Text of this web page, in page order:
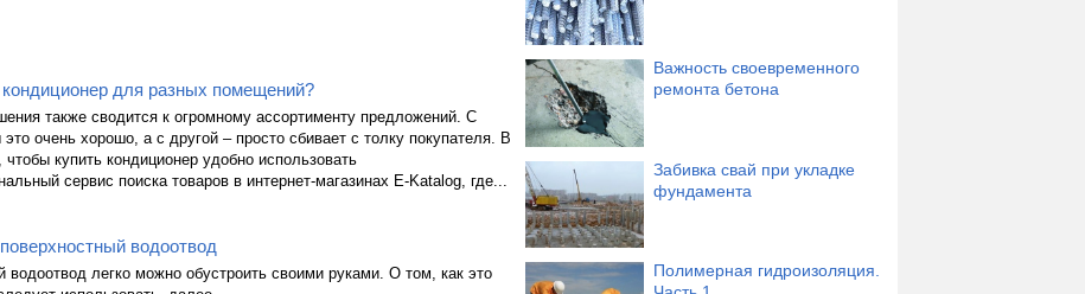
для разных помещений?
также сводится к огромному ассортименту предложений. С
очень хорошо, а с другой – просто сбивает с толку покупателя. В
чтобы купить кондиционер удобно использовать
сервис поиска товаров в интернет-магазинах E-Katalog, где...
водоотвод
водоотвод легко можно обустроить своими руками. О том, как это
Важность своевременного
ремонта бетона
Забивка свай при укладке
фундамента
Полимерная гидроизоляция.